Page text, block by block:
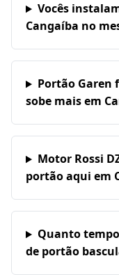
Vocês
Cangaíba no
Portão Garen
sobe mais em
Motor Rossi
portão aqui em
Quanto
de portão